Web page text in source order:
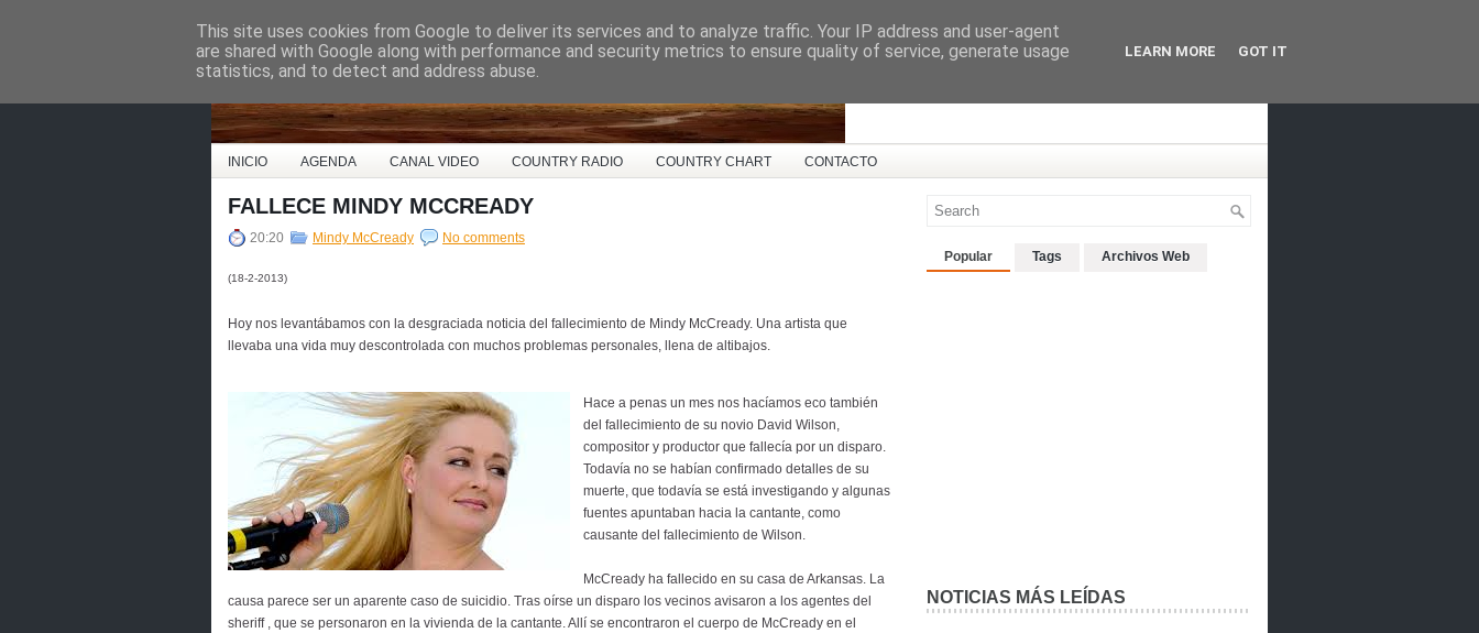
Country Music España
INICIO AGENDA CANAL VIDEO COUNTRY RADIO COUNTRY CHART CONTACTO
FALLECE MINDY MCCREADY
20:20 Mindy McCready No comments
(18-2-2013)
Hoy nos levantábamos con la desgraciada noticia del fallecimiento de Mindy McCready. Una artista que
llevaba una vida muy descontrolada con muchos problemas personales, llena de altibajos.
Hace a penas un mes nos hacíamos eco también
del fallecimiento de su novio David Wilson,
compositor y productor que fallecía por un disparo.
Todavía no se habían confirmado detalles de su
muerte, que todavía se está investigando y algunas
fuentes apuntaban hacia la cantante, como
causante del fallecimiento de Wilson.
McCready ha fallecido en su casa de Arkansas. La
causa parece ser un aparente caso de suicidio. Tras oírse un disparo los vecinos avisaron a los agentes del
sheriff , que se personaron en la vivienda de la cantante. Allí se encontraron el cuerpo de McCready en el
Popular Tags Archivos Web
NOTICIAS MÁS LEÍDAS
This site uses cookies from Google to deliver its services and to analyze traffic. Your IP address and user-agent
are shared with Google along with performance and security metrics to ensure quality of service, generate usage
statistics, and to detect and address abuse.
LEARN MORE GOT IT